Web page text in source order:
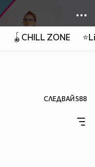
🪀CHILL ZONE
СЛЕДВАЙ588